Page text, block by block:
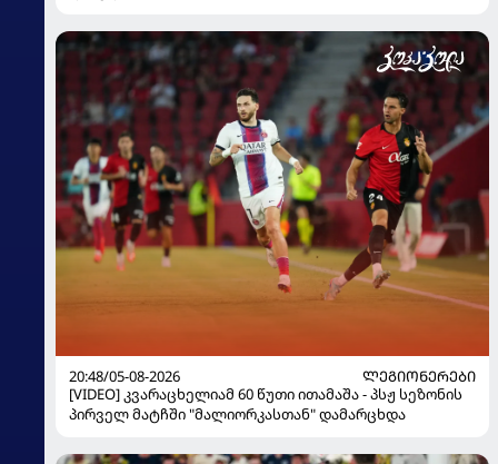
20:48/05-08-2026
ᲚᲔᲒᲘᲝᲜᲔᲠᲔᲑᲘ
[VIDEO] კვარაცხელიამ 60 წუთი ითამაშა - პსჟ სეზონის
პირველ მატჩში "მალიორკასთან" დამარცხდა